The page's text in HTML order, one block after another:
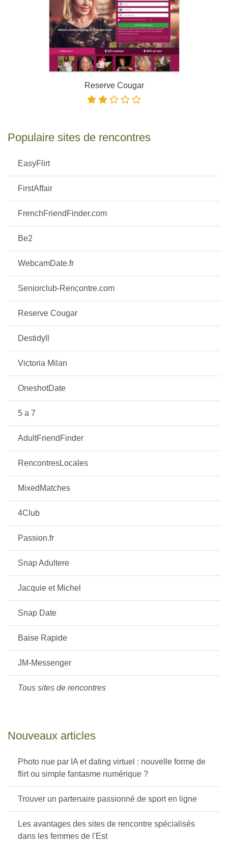
Reserve Cougar
Populaire sites de rencontres
EasyFlirt
FirstAffair
FrenchFriendFinder.com
Be2
WebcamDate.fr
Seniorclub-Rencontre.com
Reserve Cougar
Destidyll
Victoria Milan
OneshotDate
5 a 7
AdultFriendFinder
RencontresLocales
MixedMatches
4Club
Passion.fr
Snap Adultere
Jacquie et Michel
Snap Date
Baise Rapide
JM-Messenger
Tous sites de rencontres
Nouveaux articles
Photo nue par IA et dating virtuel : nouvelle forme de
flirt ou simple fantasme numérique ?
Trouver un partenaire passionné de sport en ligne
Les avantages des sites de rencontre spécialisés
dans les femmes de l'Est